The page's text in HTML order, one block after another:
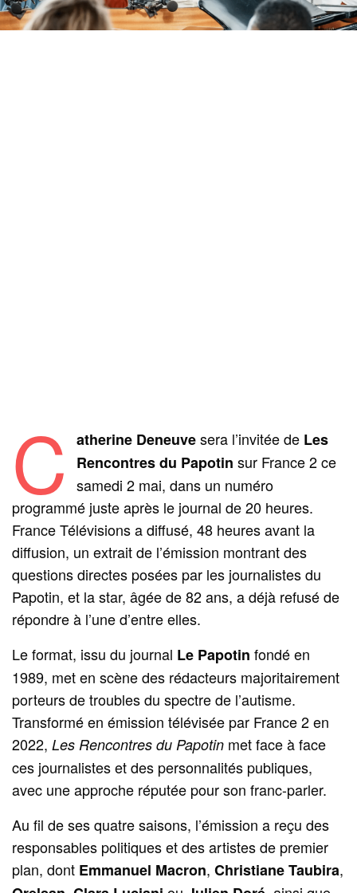
C atherine Deneuvesera l’invitée de Les
Rencontres du Papotin sur France 2 ce
samedi 2 mai, dans un numéro
programmé juste après le journal de 20 heures.
France Télévisions a diffusé, 48 heures avant la
diffusion, un extrait de l’émission montrant des
questions directes posées par les journalistes du
Papotin, et la star, âgée de 82 ans, a déjà refusé de
répondre à l’une d’entre elles.
Le format, issu du journal Le Papotin fondé en
1989, met en scène des rédacteurs majoritairement
porteurs de troubles du spectre de l’autisme.
Transformé en émission télévisée par France 2 en
2022,Les Rencontres du Papotin met face à face
ces journalistes et des personnalités publiques,
avec une approche réputée pour son franc-parler.
Au fil de ses quatre saisons, l’émission a reçu des
responsables politiques et des artistes de premier
plan, dont Emmanuel Macron,Christiane Taubira,